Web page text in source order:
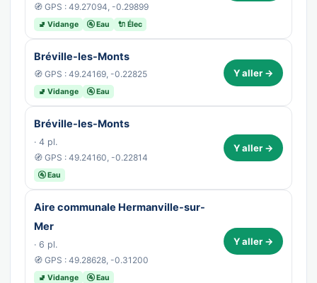
🧭 GPS : 49.27094, -0.29899
🚽 Vidange 🚰 Eau 🔌 Élec
Bréville-les-Monts
🧭 GPS : 49.24169, -0.22825
🚽 Vidange 🚰 Eau
Y aller →
Bréville-les-Monts
· 4 pl.
🧭 GPS : 49.24160, -0.22814
🚰 Eau
Y aller →
Aire communale Hermanville-sur-
Mer
· 6 pl.
🧭 GPS : 49.28628, -0.31200
🚽 Vidange 🚰 Eau
Y aller →